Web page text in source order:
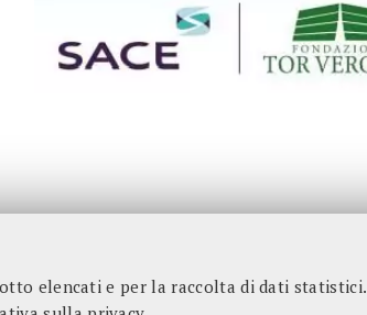
elencati e per la raccolta di dati statistici.